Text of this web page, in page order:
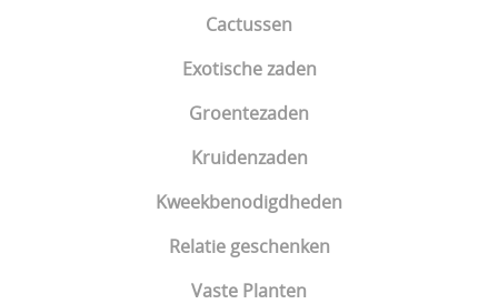
Cactussen
Exotische zaden
Groentezaden
Kruidenzaden
Kweekbenodigdheden
Relatie geschenken
Vaste Planten